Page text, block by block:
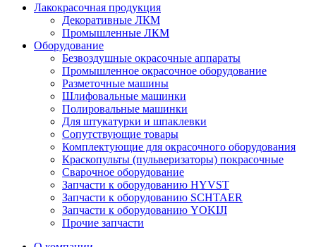
Лакокрасочная продукция
Декоративные ЛКМ
Промышленные ЛКМ
Оборудование
Безвоздушные окрасочные аппараты
Промышленное окрасочное оборудование
Разметочные машины
Шлифовальные машинки
Полировальные машинки
Для штукатурки и шпаклевки
Сопутствующие товары
Комплектующие для окрасочного оборудования
Краскопульты (пульверизаторы) покрасочные
Сварочное оборудование
Запчасти к оборудованию HYVST
Запчасти к оборудованию SCHTAER
Запчасти к оборудованию YOKIJI
Прочие запчасти